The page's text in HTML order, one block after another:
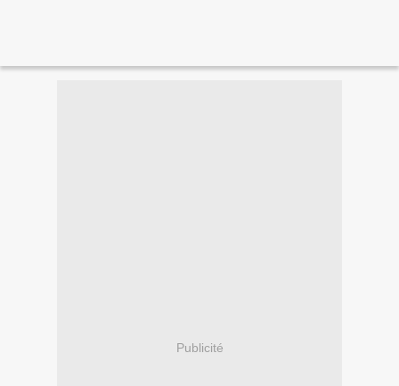
Publicité